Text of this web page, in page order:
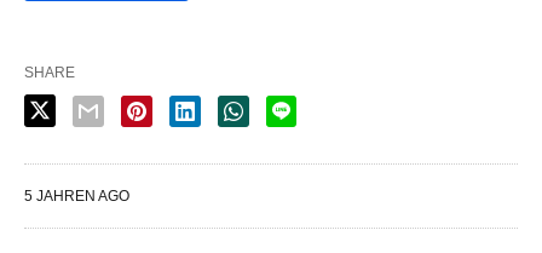
SHARE
5 JAHREN AGO